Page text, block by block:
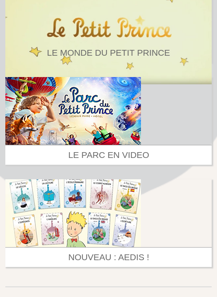
LE MONDE DU PETIT PRINCE
LE PARC EN VIDEO
NOUVEAU : AEDIS !